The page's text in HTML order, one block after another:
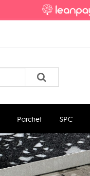
Parchet SPC